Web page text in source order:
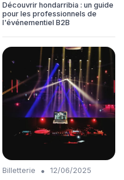
Découvrir hondarribia : un guide
pour les professionnels de
l'événementiel B2B
Billetterie •
12/06/2025